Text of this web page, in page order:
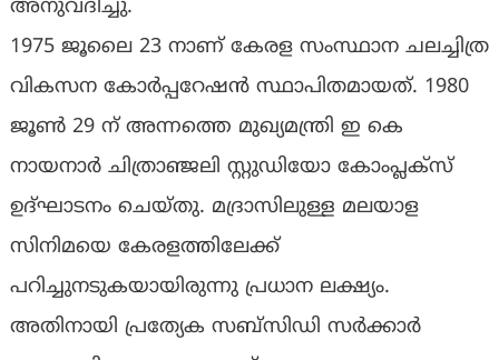
അനുവദിച്ചു.
1975 ജൂലൈ 23 നാണ് കേരള സംസ്ഥാന ചലച്ചിത്ര
വികസന കോര്‍പ്പറേഷന്‍ സ്ഥാപിതമായത്. 1980
ജൂണ്‍ 29 ന് അന്നത്തെ മുഖ്യമന്ത്രി ഇ കെ
നായനാര്‍ ചിത്രാഞ്ജലി സ്റ്റുഡിയോ കോംപ്ലക്സ്
ഉദ്ഘാടനം ചെയ്തു. മദ്രാസിലുള്ള മലയാള
സിനിമയെ കേരളത്തിലേക്ക്
പറിച്ചുനടുകയായിരുന്നു പ്രധാന ലക്ഷ്യം.
അതിനായി പ്രത്യേക സബ്‌സിഡി സര്‍ക്കാര്‍